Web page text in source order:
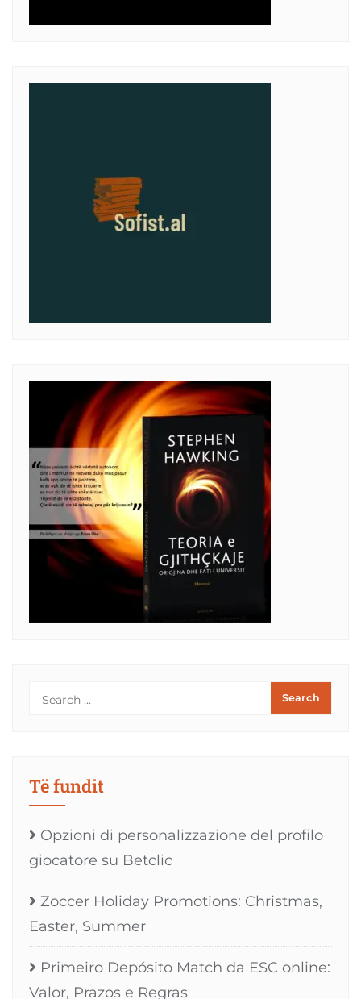
Të fundit
Opzioni di personalizzazione del profilo
giocatore su Betclic
Zoccer Holiday Promotions: Christmas,
Easter, Summer
Primeiro Depósito Match da ESC online:
Valor, Prazos e Regras